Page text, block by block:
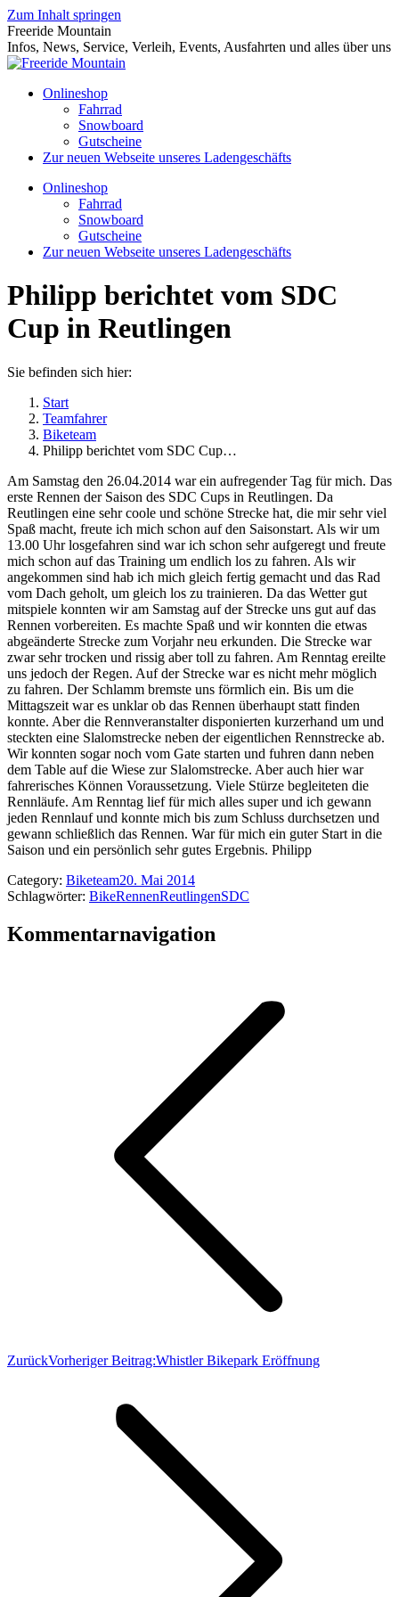
Zum Inhalt springen
Freeride Mountain
Infos, News, Service, Verleih, Events, Ausfahrten und alles über uns
Onlineshop
Fahrrad
Snowboard
Gutscheine
Zur neuen Webseite unseres Ladengeschäfts
Onlineshop
Fahrrad
Snowboard
Gutscheine
Zur neuen Webseite unseres Ladengeschäfts
Philipp berichtet vom SDC
Cup in Reutlingen
Sie befinden sich hier:
Start
Teamfahrer
Biketeam
Philipp berichtet vom SDC Cup…
Am Samstag den 26.04.2014 war ein aufregender Tag für mich. Das
erste Rennen der Saison des SDC Cups in Reutlingen. Da
Reutlingen eine sehr coole und schöne Strecke hat, die mir sehr viel
Spaß macht, freute ich mich schon auf den Saisonstart. Als wir um
13.00 Uhr losgefahren sind war ich schon sehr aufgeregt und freute
mich schon auf das Training um endlich los zu fahren. Als wir
angekommen sind hab ich mich gleich fertig gemacht und das Rad
vom Dach geholt, um gleich los zu trainieren. Da das Wetter gut
mitspiele konnten wir am Samstag auf der Strecke uns gut auf das
Rennen vorbereiten. Es machte Spaß und wir konnten die etwas
abgeänderte Strecke zum Vorjahr neu erkunden. Die Strecke war
zwar sehr trocken und rissig aber toll zu fahren. Am Renntag ereilte
uns jedoch der Regen. Auf der Strecke war es nicht mehr möglich
zu fahren. Der Schlamm bremste uns förmlich ein. Bis um die
Mittagszeit war es unklar ob das Rennen überhaupt statt finden
konnte. Aber die Rennveranstalter disponierten kurzerhand um und
steckten eine Slalomstrecke neben der eigentlichen Rennstrecke ab.
Wir konnten sogar noch vom Gate starten und fuhren dann neben
dem Table auf die Wiese zur Slalomstrecke. Aber auch hier war
fahrerisches Können Voraussetzung. Viele Stürze begleiteten die
Rennläufe. Am Renntag lief für mich alles super und ich gewann
jeden Rennlauf und konnte mich bis zum Schluss durchsetzen und
gewann schließlich das Rennen. War für mich ein guter Start in die
Saison und ein persönlich sehr gutes Ergebnis. Philipp
Category: Biketeam20. Mai 2014
Schlagwörter: BikeRennenReutlingenSDC
Kommentarnavigation
ZurückVorheriger Beitrag:Whistler Bikepark Eröffnung